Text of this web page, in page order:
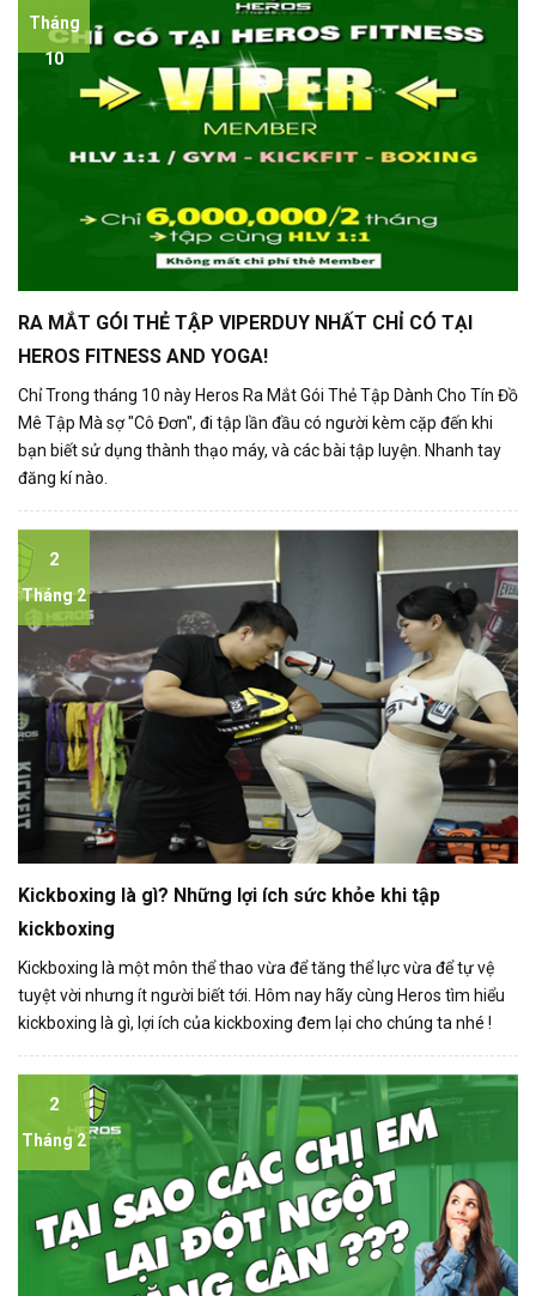
Tháng
10
RA MẮT GÓI THẺ TẬP VIPERDUY NHẤT CHỈ CÓ TẠI
HEROS FITNESS AND YOGA!
Chỉ Trong tháng 10 này Heros Ra Mắt Gói Thẻ Tập Dành Cho Tín Đồ
Mê Tập Mà sợ "Cô Đơn", đi tập lần đầu có người kèm cặp đến khi
bạn biết sử dụng thành thạo máy, và các bài tập luyện. Nhanh tay
đăng kí nào.
2
Tháng 2
Kickboxing là gì? Những lợi ích sức khỏe khi tập
kickboxing
Kickboxing là một môn thể thao vừa để tăng thể lực vừa để tự vệ
tuyệt vời nhưng ít người biết tới. Hôm nay hãy cùng Heros tìm hiểu
kickboxing là gì, lợi ích của kickboxing đem lại cho chúng ta nhé !
2
Tháng 2